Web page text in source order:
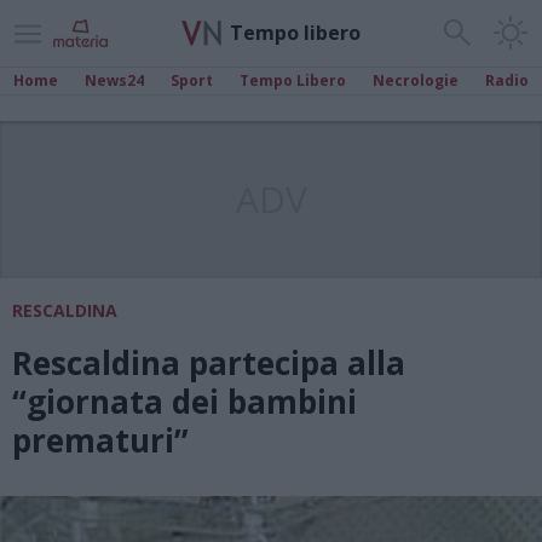
Tempo libero
Home News24 Sport Tempo Libero Necrologie Radio
RESCALDINA
Rescaldina partecipa alla
“giornata dei bambini
prematuri”